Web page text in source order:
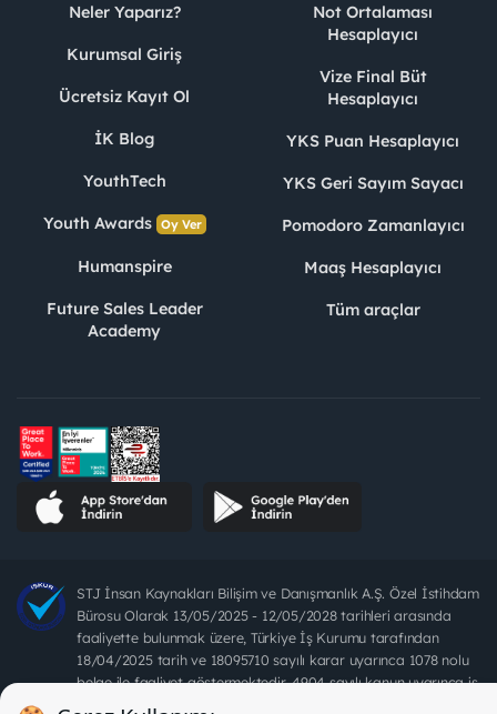
Neler Yaparız?
Kurumsal Giriş
Ücretsiz Kayıt Ol
İK Blog
YouthTech
Youth Awards Oy Ver
Humanspire
Future Sales Leader
Academy
Not Ortalaması
Hesaplayıcı
Vize Final Büt
Hesaplayıcı
YKS Puan Hesaplayıcı
YKS Geri Sayım Sayacı
Pomodoro Zamanlayıcı
Maaş Hesaplayıcı
Tüm araçlar
STJ İnsan Kaynakları Bilişim ve Danışmanlık A.Ş. Özel İstihdam
Bürosu Olarak 13/05/2025 - 12/05/2028 tarihleri arasında
faaliyette bulunmak üzere, Türkiye İş Kurumu tarafından
18/04/2025 tarih ve 18095710 sayılı karar uyarınca 1078 nolu
belge ile faaliyet göstermektedir. 4904 sayılı kanun uyarınca iş